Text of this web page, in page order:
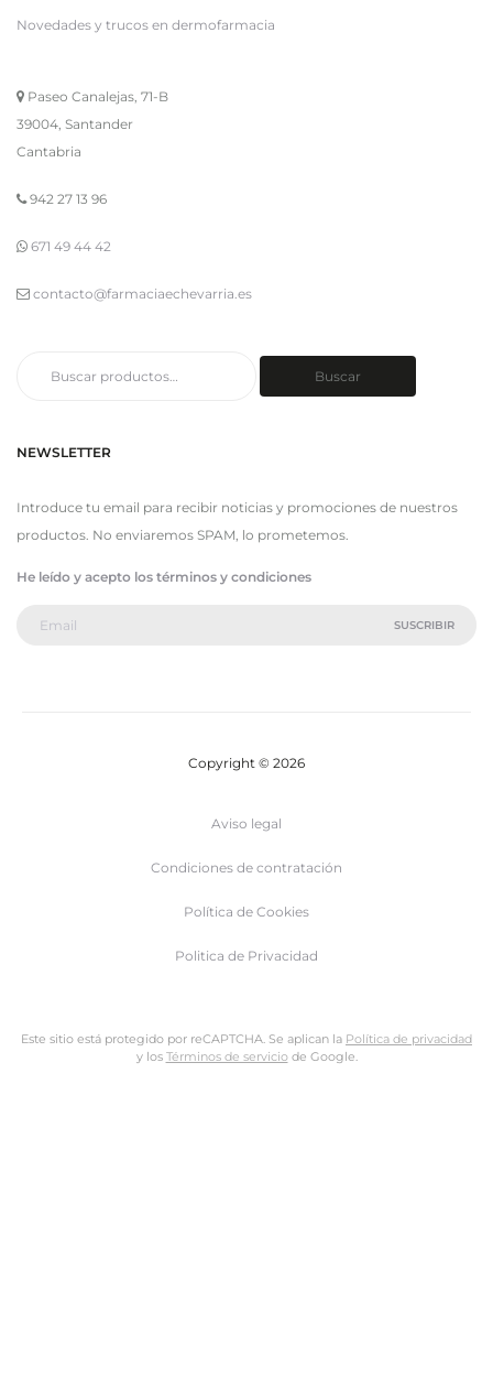
Novedades y trucos en dermofarmacia
Paseo Canalejas, 71-B
39004, Santander
Cantabria
942 27 13 96
671 49 44 42
contacto@farmaciaechevarria.es
Buscar
NEWSLETTER
Introduce tu email para recibir noticias y promociones de nuestros
productos. No enviaremos SPAM, lo prometemos.
He leído y acepto los términos y condiciones
Copyright © 2026
Aviso legal
Condiciones de contratación
Política de Cookies
Politica de Privacidad
Este sitio está protegido por reCAPTCHA. Se aplican la Política de privacidad
y los Términos de serviciode Google.